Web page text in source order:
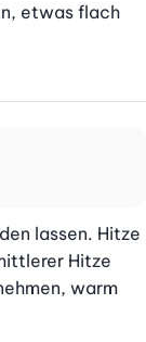
etwas flach
lassen. Hitze
Hitze
warm